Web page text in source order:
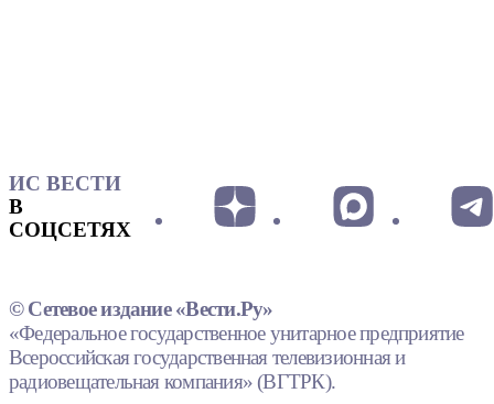
ИС ВЕСТИ
В
СОЦСЕТЯХ
© Сетевое издание «Вести.Ру»
«Федеральное государственное унитарное предприятие
Всероссийская государственная телевизионная и
радиовещательная компания» (ВГТРК).